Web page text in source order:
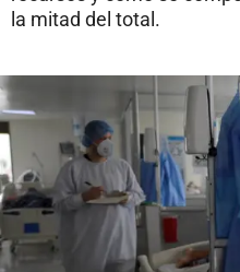
la mitad del total.